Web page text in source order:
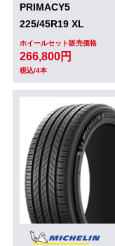
PRIMACY5
225/45R19 XL
ホイールセット販売価格
266,800円
税込/4本